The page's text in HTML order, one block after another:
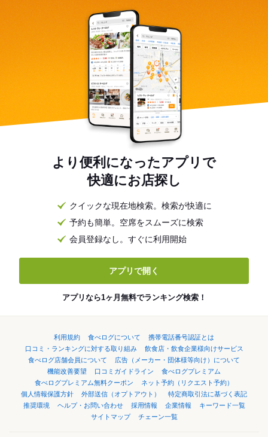
より便利になったアプリで
快適にお店探し
クイックな現在地検索。検索が快適に
予約も簡単。空席をスムーズに検索
会員登録なし。すぐに利用開始
アプリで開く
アプリなら1ヶ月無料でランキング検索！
利用規約 食べログについて
携帯電話番号認証とは
口コミ・ランキングに対する取り組み
飲食店・飲食企業様向けサービス
食べログ店舗会員について
広告（メーカー・団体様等向け）について
機能改善要望
口コミガイドライン
食べログプレミアム
食べログプレミアム無料クーポン
ネット予約（リクエスト予約）
個人情報保護方針
外部送信（オプトアウト）
特定商取引法に基づく表記
推奨環境
ヘルプ・お問い合わせ 採用情報 企業情報
キーワード一覧
サイトマップ
チェーン一覧